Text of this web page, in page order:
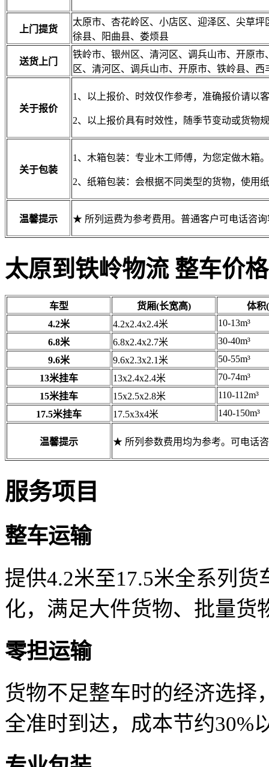
上门提货
太原市、杏花岭区、小店区、迎泽区、尖草
徐县、阳曲县、娄烦县
送货上门
铁岭市、银州区、清河区、调兵山市、开原
区、清河区、调兵山市、开原市、铁岭县、西
关于报价
1、以上报价、时效仅作参考，准确报价请以
2、以上报价具有时效性，随季节变动或货物
关于包装
1、木箱包装：专业木工师傅，为您定做木箱
2、纸箱包装：会根据不同类型的货物，使用
温馨提示 ★ 所列运费为参考费用。普通客户可电话咨
太原到铁岭物流 整车价格
车型 货厢(长宽高)
体积
4.2米
4.2x2.4x2.4米
10-13m³
6.8米
6.8x2.4x2.7米
30-40m³
9.6米
9.6x2.3x2.1米
50-55m³
13米挂车
13x2.4x2.4米
70-74m³
15米挂车
15x2.5x2.8米
110-112m³
17.5米挂车
17.5x3x4米 140-150m³
温馨提示 ★ 所列参数费用均为参考。可电话
服务项目
整车运输
提供4.2米至17.5米全系列
化，满足大件货物、批量货
零担运输
货物不足整车时的经济选择
全准时到达，成本节约30%